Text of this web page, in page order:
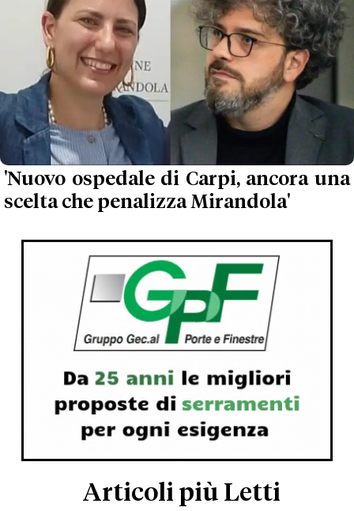
'Nuovo ospedale di Carpi, ancora una
scelta che penalizza Mirandola'
Articoli più Letti